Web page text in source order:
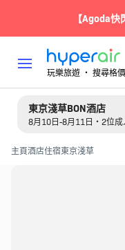
【Agoda
玩樂旅遊 ‧ 搜尋格價
東京淺草BON酒店
8月10日-8月11日・2位成
主頁酒店住宿東京淺草